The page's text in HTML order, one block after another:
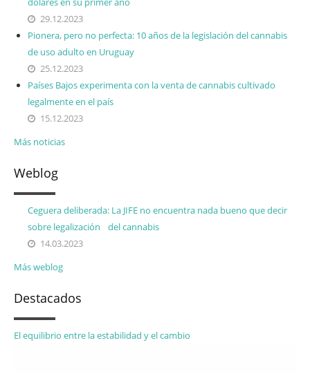
29.12.2023
Pionera, pero no perfecta: 10 años de la legislación del cannabis
de uso adulto en Uruguay
25.12.2023
Países Bajos experimenta con la venta de cannabis cultivado
legalmente en el país
15.12.2023
Más noticias
Weblog
Ceguera deliberada: La JIFE no encuentra nada bueno que decir
sobre legalización del cannabis
14.03.2023
Más weblog
Destacados
El equilibrio entre la estabilidad y el cambio